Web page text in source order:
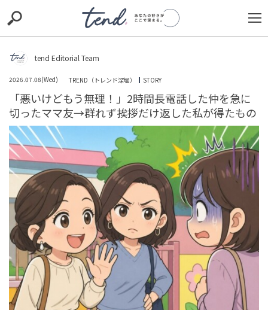
trill nordot RECOMMEND ARENA TOP
「金なら後で返すから」と逃げる友人。貸した5万円を諦
めた私のささやかな復讐劇とは【短編小説】
TREND（トレンド深堀）
STORY
tend Editorial Team
tend Editorial Team
2026.07.08(Wed) TREND（トレンド深堀） STORY
「悪いけどもう無理！」2時間長電話した仲を急に
切ったママ友→群れず挨拶だけ返した私が得たもの